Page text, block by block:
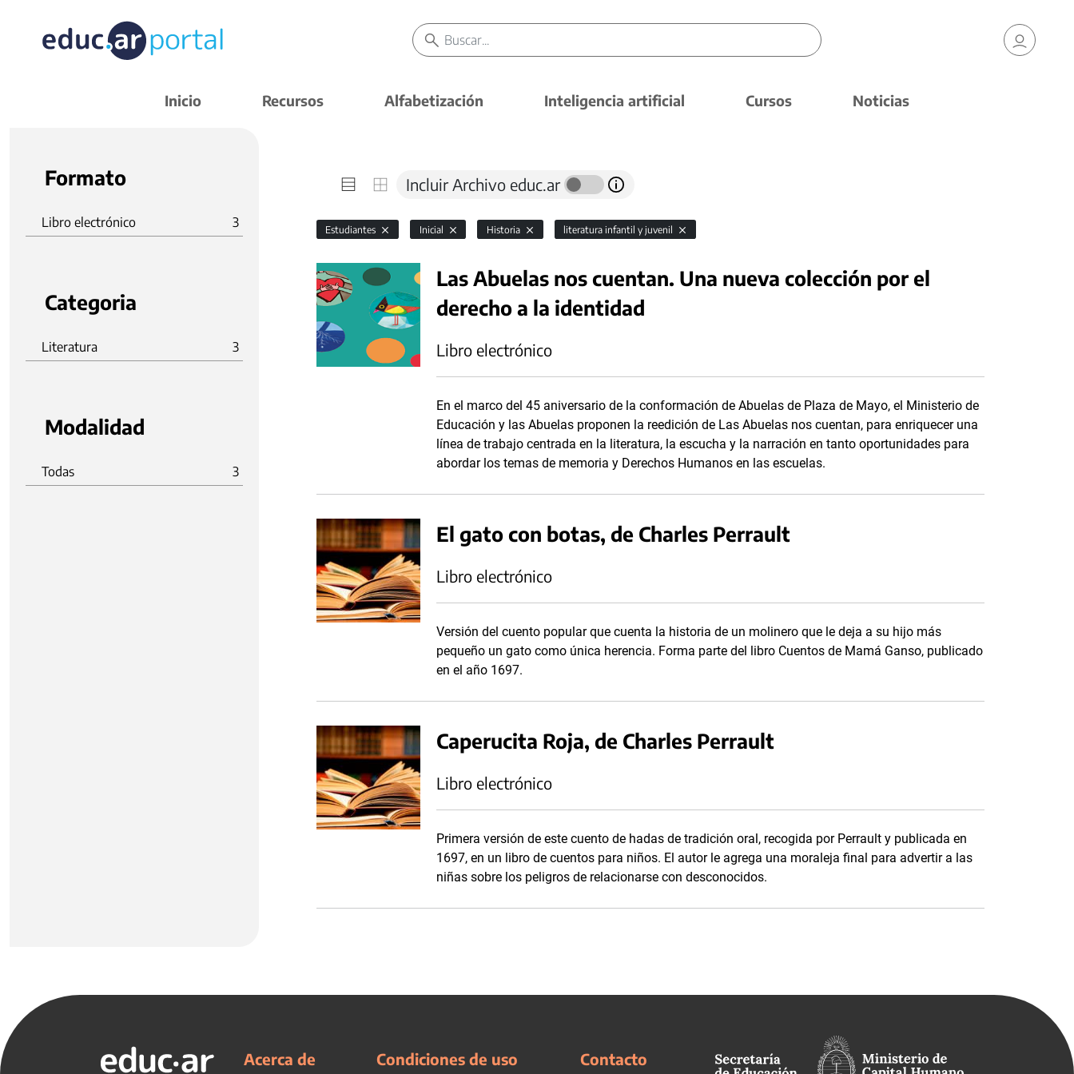
Inicio Recursos Alfabetización Inteligencia artificial Cursos Noticias
Formato
Libro electrónico 3
Categoria
Literatura 3
Modalidad
Todas 3
Incluir Archivo educ.ar
Estudiantes Inicial Historia literatura infantil y juvenil
Las Abuelas nos cuentan. Una nueva colección por el
derecho a la identidad
Libro electrónico
En el marco del 45 aniversario de la conformación de Abuelas de Plaza de Mayo, el Ministerio de
Educación y las Abuelas proponen la reedición de Las Abuelas nos cuentan, para enriquecer una
línea de trabajo centrada en la literatura, la escucha y la narración en tanto oportunidades para
abordar los temas de memoria y Derechos Humanos en las escuelas.
El gato con botas, de Charles Perrault
Libro electrónico
Versión del cuento popular que cuenta la historia de un molinero que le deja a su hijo más
pequeño un gato como única herencia. Forma parte del libro Cuentos de Mamá Ganso, publicado
en el año 1697.
Caperucita Roja, de Charles Perrault
Libro electrónico
Primera versión de este cuento de hadas de tradición oral, recogida por Perrault y publicada en
1697, en un libro de cuentos para niños. El autor le agrega una moraleja final para advertir a las
niñas sobre los peligros de relacionarse con desconocidos.
Acerca de Condiciones de uso Contacto